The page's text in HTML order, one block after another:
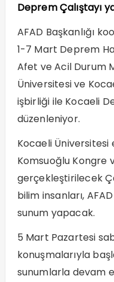
Deprem Çalıştayı
AFAD Başkanlığı
1-7 Mart Deprem
Afet ve Acil Durum
Üniversitesi ve
işbirliği ile Kocaeli
düzenleniyor.
Kocaeli Üniversitesi
Komsuoğlu Kongre
gerçekleştirilecek
bilim insanları,
sunum yapacak.
5 Mart Pazartesi
konuşmalarıyla
sunumlarla devam